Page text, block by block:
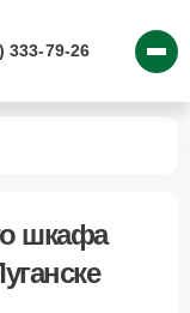
333-79-26
шкафа